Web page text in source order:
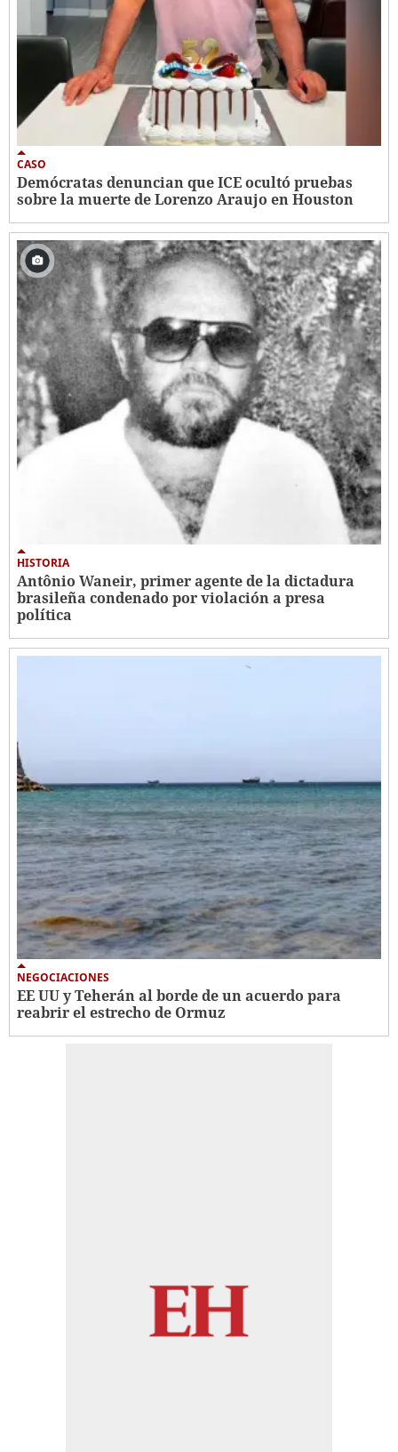
CASO
Demócratas denuncian que ICE ocultó pruebas
sobre la muerte de Lorenzo Araujo en Houston
HISTORIA
Antônio Waneir, primer agente de la dictadura
brasileña condenado por violación a presa
política
NEGOCIACIONES
EE UU y Teherán al borde de un acuerdo para
reabrir el estrecho de Ormuz